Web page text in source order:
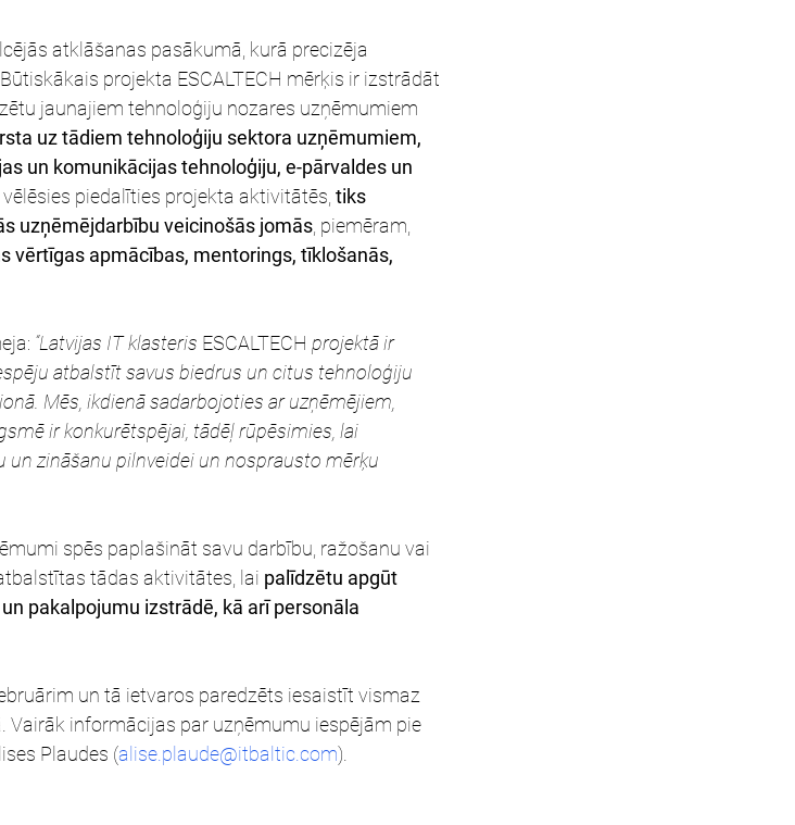
atklāšanas pasākumā, kurā precizēja
projekta ESCALTECH mērķis ir izstrādāt
jaunajiem tehnoloģiju nozares uzņēmumiem
uz tādiem tehnoloģiju sektora uzņēmumiem,
un komunikācijas tehnoloģiju, e-pārvaldes un
piedalīties projekta aktivitātēs, tiks
uzņēmējdarbību veicinošās jomās , piemēram,
vērtīgas apmācības, mentorings, tīklošanās,
“Latvijas IT klasteris ESCALTECH projektā ir
atbalstīt savus biedrus un citus tehnoloģiju
Mēs, ikdienā sadarbojoties ar uzņēmējiem,
ir konkurētspējai, tādēļ rūpēsimies, lai
zināšanu pilnveidei un nosprausto mērķu
spēs paplašināt savu darbību, ražošanu vai
tādas aktivitātes, lai palīdzētu apgūt
pakalpojumu izstrādē, kā arī personāla
un tā ietvaros paredzēts iesaistīt vismaz
Vairāk informācijas par uzņēmumu iespējām pie
Plaudes (alise.plaude@itbaltic.com).